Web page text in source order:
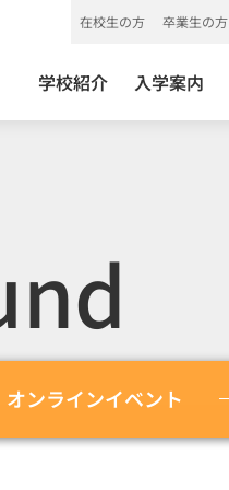
学校紹介 入学案内
在校生の方 卒業生の方
オンラインイベント